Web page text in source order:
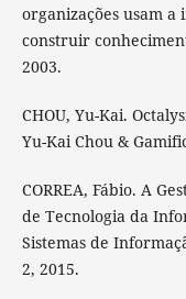
organizações usam
construir
2003.
CHOU, Yu-Kai.
Yu-Kai Chou &
CORREA, Fábio. A
de Tecnologia da
Sistemas de
2, 2015.